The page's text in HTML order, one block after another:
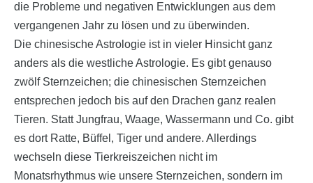
die Probleme und negativen Entwicklungen aus dem
vergangenen Jahr zu lösen und zu überwinden.
Die chinesische Astrologie ist in vieler Hinsicht ganz
anders als die westliche Astrologie. Es gibt genauso
zwölf Sternzeichen; die chinesischen Sternzeichen
entsprechen jedoch bis auf den Drachen ganz realen
Tieren. Statt Jungfrau, Waage, Wassermann und Co. gibt
es dort Ratte, Büffel, Tiger und andere. Allerdings
wechseln diese Tierkreiszeichen nicht im
Monatsrhythmus wie unsere Sternzeichen, sondern im